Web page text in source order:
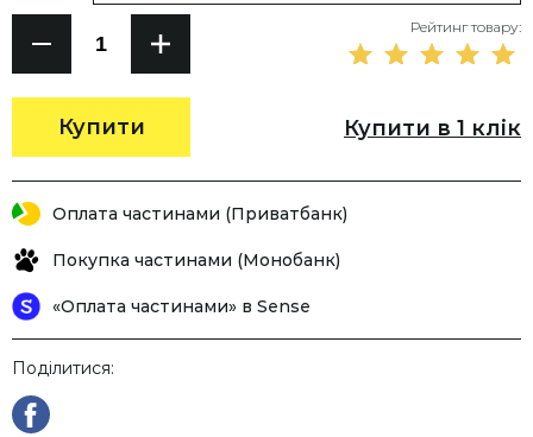
Купити
Рейтинг товару:
Купити в 1 клік
Оплата частинами (Приватбанк)
Покупка частинами (Монобанк)
«Оплата частинами» в Sense
Поділитися: